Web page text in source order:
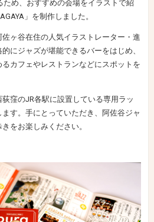
ため、おすすめの会場をイラストで紹
」を制作しました。
ヶ谷在住の人気イラストレーター・進
にジャズが堪能できるバーをはじめ、
カフェやレストランなどにスポットを
窪のJR各駅に設置している専用ラッ
す。手にとっていただき、阿佐谷ジャ
をお楽しみください。